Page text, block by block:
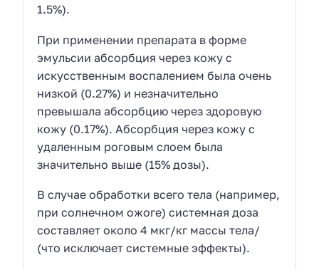
1.5%).
При применении препарата в форме
эмульсии абсорбция через кожу с
искусственным воспалением была очень
низкой (0.27%) и незначительно
превышала абсорбцию через здоровую
кожу (0.17%). Абсорбция через кожу с
удаленным роговым слоем была
значительно выше (15% дозы).
В случае обработки всего тела (например,
при солнечном ожоге) системная доза
составляет около 4 мкг/кг массы тела/
(что исключает системные эффекты).